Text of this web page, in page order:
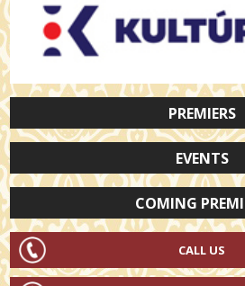
PREMIERS
EVENTS
COMING
CALL US